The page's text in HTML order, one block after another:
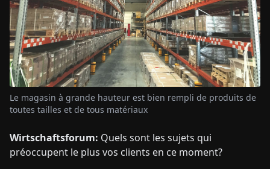
Le magasin à grande hauteur est bien rempli de produits de
toutes tailles et de tous matériaux
Wirtschaftsforum: Quels sont les sujets qui
préoccupent le plus vos clients en ce moment?